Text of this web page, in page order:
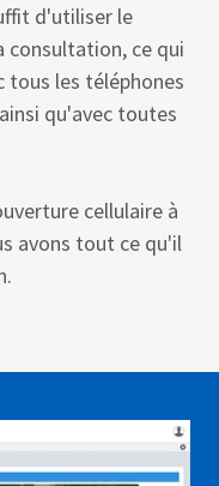
d'utiliser le
consultation, ce qui
tous les téléphones
qu'avec toutes
cellulaire à
avons tout ce qu'il